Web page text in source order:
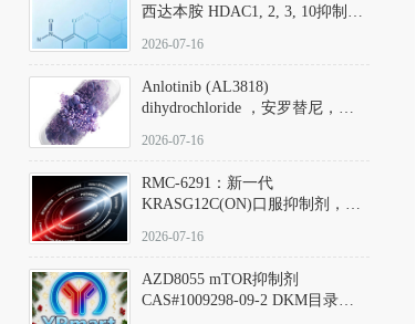
西达本胺 HDAC1, 2, 3, 10抑制剂
D808567) - DKM活性分子
2026-07-16
Anlotinib (AL3818)
dihydrochloride ，安罗替尼，
Hydrochloride实验方法步骤SOP
2026-07-16
RMC-6291：新一代
KRASG12C(ON)口服抑制剂，
(Elironrasib)CAS#2641998-63-0
2026-07-16
AZD8055 mTOR抑制剂
CAS#1009298-09-2 DKM目录号